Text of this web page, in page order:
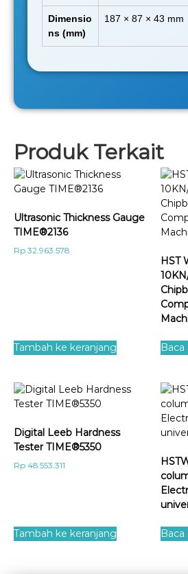
Dimensio
ns (mm)
187 × 87 × 43 mm
Produk Terkait
Ultrasonic Thickness Gauge
TIME®2136
Rp 32.963.578
Tambah ke keranjang
HST
Digital Leeb Hardness
Tester TIME®5350
Rp 48.553.311
Tambah ke keranjang